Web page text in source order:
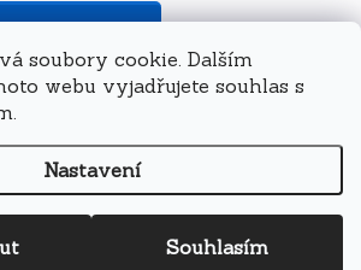
soubory cookie. Dalším
webu vyjadřujete souhlas s
Nastavení
Souhlasím